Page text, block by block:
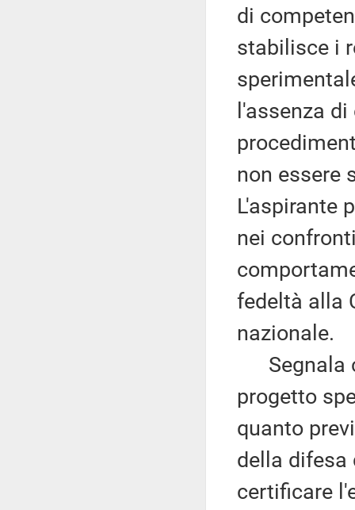
di
stabilisce i
l'assenza
non essere
L'aspirante
nei
fedeltà alla
nazionale.
Segnala
progetto
quanto
della difesa
certificare